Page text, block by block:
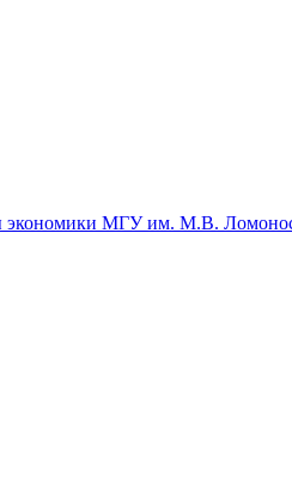
экономики МГУ им. М.В.